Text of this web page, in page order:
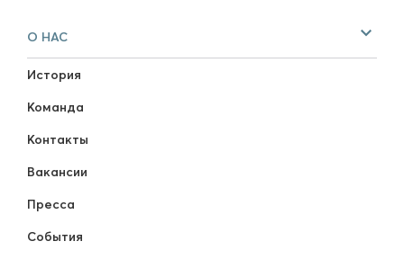
О НАС
История
Команда
Контакты
Вакансии
Пресса
События